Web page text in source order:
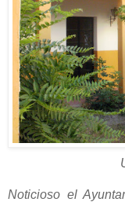
Noticioso el